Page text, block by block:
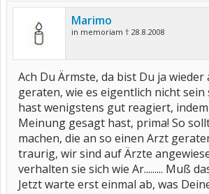
Marimo
in memoriam † 28.8.2008
Ach Du Ärmste, da bist Du ja
geraten, wie es eigentlich nicht sein
hast wenigstens gut reagiert,
Meinung gesagt hast, prima! So
machen, die an so einen Arzt
traurig, wir sind auf Ärzte
verhalten sie sich wie Ar......... Muß
Jetzt warte erst einmal ab, was